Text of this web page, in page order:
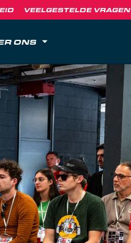
VEELGESTELDE VRAGEN
ONS